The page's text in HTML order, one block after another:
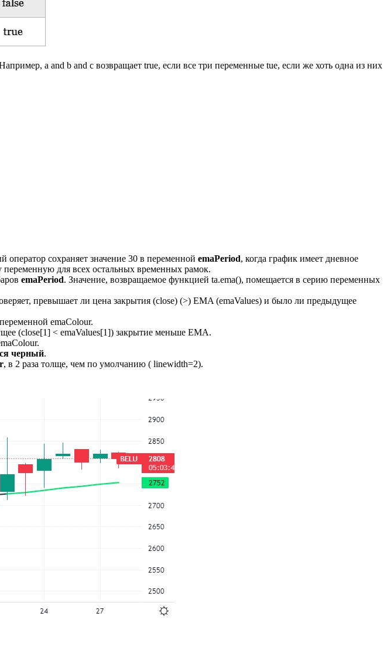
a and b and c возвращает true, если все три переменные tue, если же хоть одна из них
сохраняет значение 30 в переменной emaPeriod, когда график имеет дневное
для всех остальных временных рамок.
emaPeriod. Значение, возвращаемое функцией ta.ema(), помещается в серию переменных
превышает ли цена закрытия (close) (>) EMA (emaValues) и было ли предыдущее
emaColour.
(close[1] < emaValues[1]) закрытие меньше EMA.
черный.
, в 2 раза толще, чем по умолчанию ( linewidth=2).